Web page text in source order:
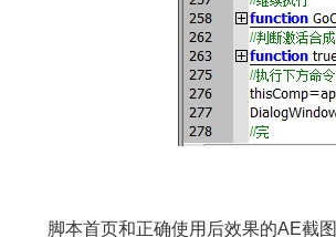
脚本首页和正确使用后效果的AE截